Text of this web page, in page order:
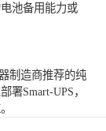
池备用能力或
制造商推荐的纯
署Smart-UPS，